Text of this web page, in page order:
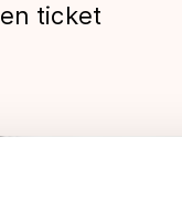
ticket